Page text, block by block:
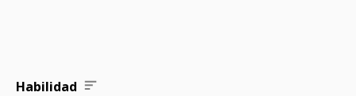
Habilidad